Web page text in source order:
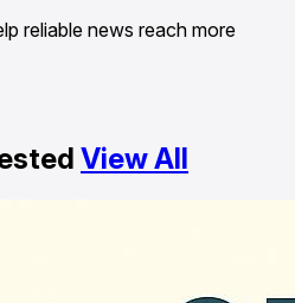
reliable news reach more
View All